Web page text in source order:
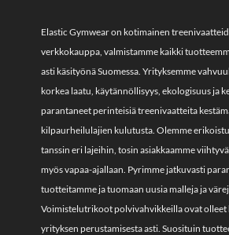
Elastic Gymwear on kotimainen
verkkokauppa, valmistamme kaikki
asti käsityönä Suomessa. Yrityksemme
korkea laatu, käytännöllisyys, ekologisuus ja
parantaneet perinteisiä treenivaatteita
kilpaurheilulajien kulutusta. Olemme
tanssin eri lajeihin, tosin asiakkaamme
myös vapaa-ajallaan. Pyrimme jatkuvasti
tuotteitamme ja tuomaan uusia malleja ja
Voimistelutrikoot polvivahvikkeilla ovat
yrityksen perustamisesta asti. Suosituin